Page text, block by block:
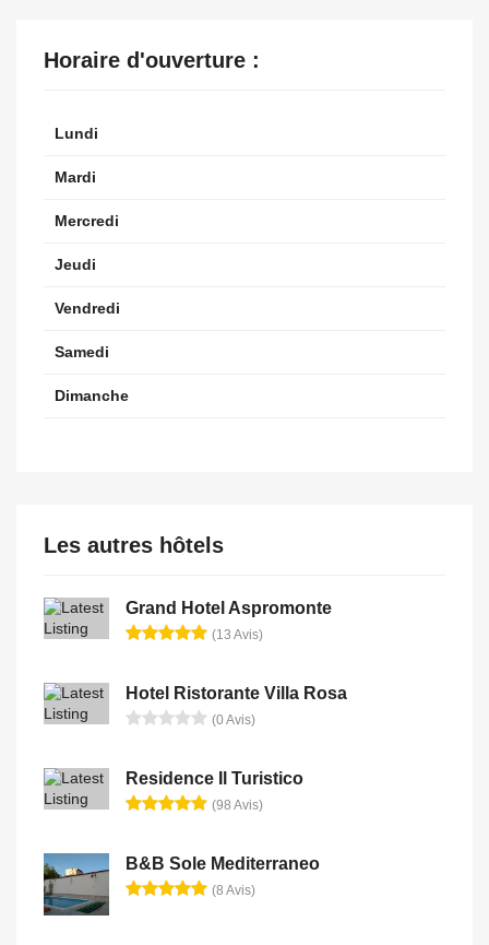
Horaire d'ouverture :
Lundi
Mardi
Mercredi
Jeudi
Vendredi
Samedi
Dimanche
Les autres hôtels
Grand Hotel Aspromonte
(13 Avis)
Hotel Ristorante Villa Rosa
(0 Avis)
Residence Il Turistico
(98 Avis)
B&B Sole Mediterraneo
(8 Avis)